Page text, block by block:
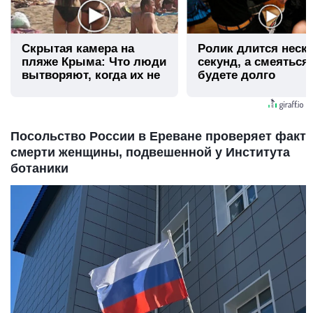
Скрытая камера на
пляже Крыма: Что люди
вытворяют, когда их не
Ролик длится
секунд, а
будете долго
Посольство России в Ереване проверяет факт
смерти женщины, подвешенной у Института
ботаники